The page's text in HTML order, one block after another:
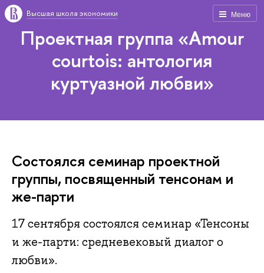
Меню
Высшая школа экономики
Проектная группа «Amour
courtois: антология
куртуазной любви»
Состоялся семинар проектной
группы, посвященный тенсонам и
же-парти
17 сентября состоялся семинар «Тенсоны
и же-парти: средневековый диалог о
любви».